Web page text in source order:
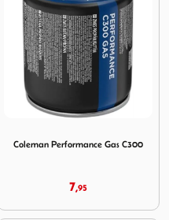
Coleman Performance Gas C300
7,95